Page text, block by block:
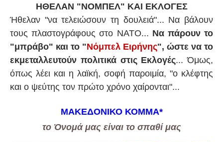
ΗΘΕΛΑΝ "ΝΟΜΠΕΛ" ΚΑΙ ΕΚΛΟΓΕΣ
Ήθελαν "να τελειώσουν τη δουλειά"... Να βάλουν
τους πλαστογράφους στο ΝΑΤΟ... Να πάρουν το
"μπράβο" και το "Νόμπελ Ειρήνης", ώστε να το
εκμεταλλευτούν πολιτικά στις Εκλογές... Όμως,
όπως λέει και η λαϊκή, σοφή παροιμία, "ο κλέφτης
και ο ψεύτης τον πρώτο χρόνο χαίρονται"...
ΜΑΚΕΔΟΝΙΚΟ ΚΟΜΜΑ*
το Όνομά μας είναι το σπαθί μας